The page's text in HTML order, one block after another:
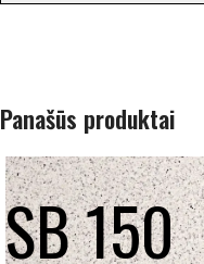
Panašūs produktai
SB 150